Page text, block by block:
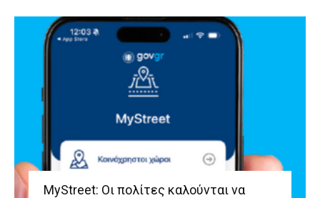
MyStreet: Οι πολίτες καλούνται να